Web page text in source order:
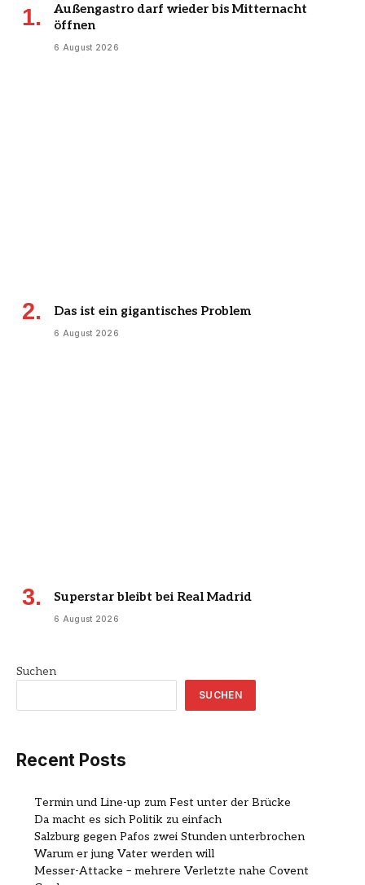
Außengastro darf wieder bis Mitternacht
öffnen
6 August 2026
Das ist ein gigantisches Problem
6 August 2026
Superstar bleibt bei Real Madrid
6 August 2026
Suchen
SUCHEN
Recent Posts
Termin und Line-up zum Fest unter der Brücke
Da macht es sich Politik zu einfach
Salzburg gegen Pafos zwei Stunden unterbrochen
Warum er jung Vater werden will
Messer-Attacke – mehrere Verletzte nahe Covent